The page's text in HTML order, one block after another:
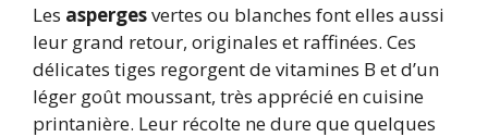
Les aspergesvertes ou blanches font elles aussi
leur grand retour, originales et raffinées. Ces
délicates tiges regorgent de vitamines B et d’un
léger goût moussant, très apprécié en cuisine
printanière. Leur récolte ne dure que quelques